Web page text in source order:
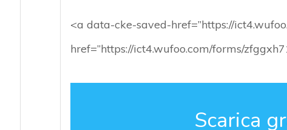
<a data-cke-saved-href=”https://
href=”https://ict4.wufoo.com/forms/
Scarica